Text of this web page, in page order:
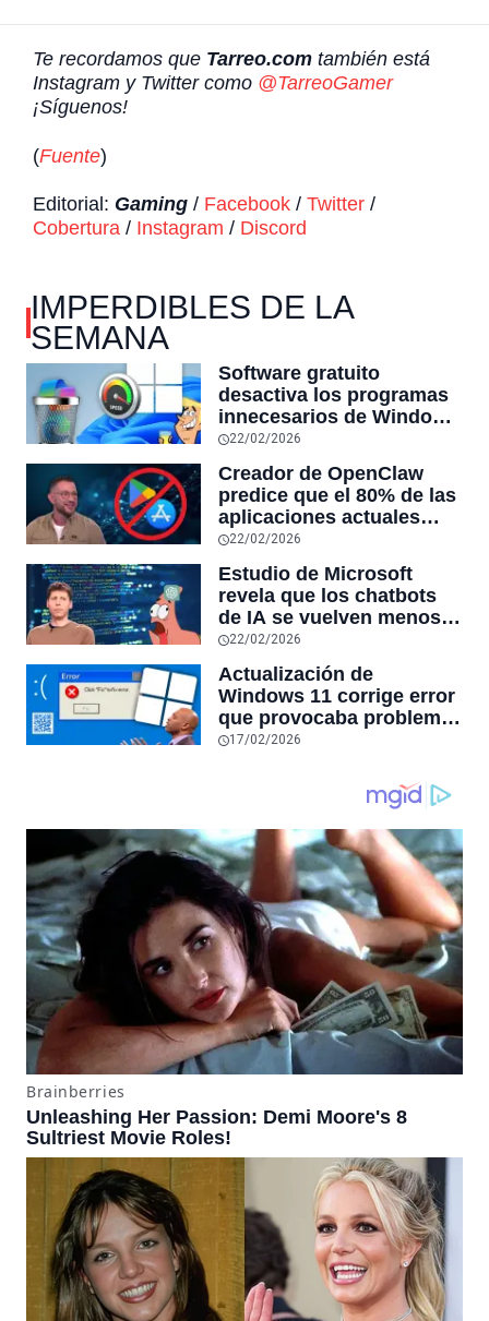
Te recordamos que Tarreo.com también está
Instagram y Twitter como @TarreoGamer
¡Síguenos!
(Fuente)
Editorial: Gaming / Facebook / Twitter /
Cobertura / Instagram / Discord
IMPERDIBLES DE LA
SEMANA
Software gratuito
desactiva los programas
innecesarios de Windows
11 y optimiza el PC,
RAM y mucho más
22/02/2026
Creador de OpenClaw
predice que el 80% de las
aplicaciones actuales
desaparecerán en el
las aplicaciones con
sensores únicos o
conexiones especiales a
hardware
22/02/2026
Estudio de Microsoft
revela que los chatbots
de IA se vuelven menos
confiables mientras más
tiempo hablas con ellos:
la falta de confiabilidad
sube un 112%
22/02/2026
Actualización de
Windows 11 corrige error
que provocaba problemas
al jugar en PC: los
producían desde 2023
17/02/2026